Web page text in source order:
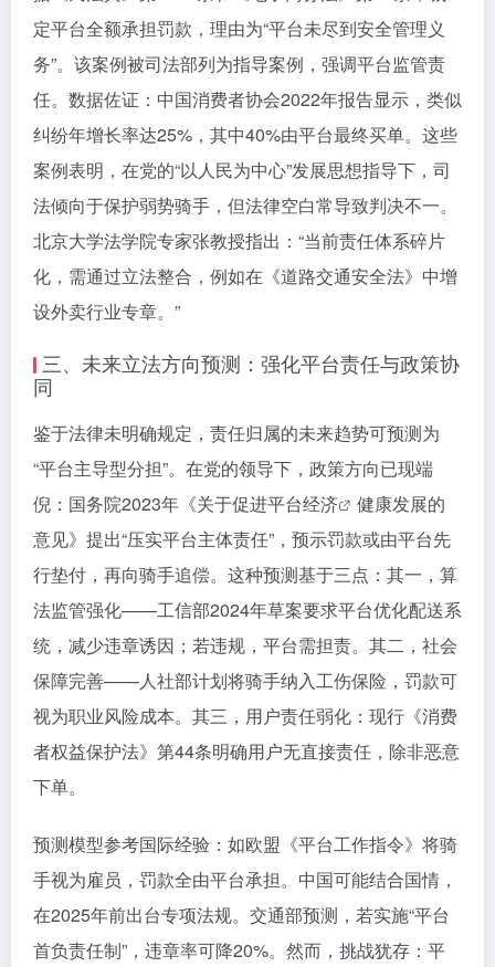
定平台全额承担罚款，理由为“平台未尽到安全管理义
务”。该案例被司法部列为指导案例，强调平台监管责
任。数据佐证：中国消费者协会2022年报告显示，类似
纠纷年增长率达25%，其中40%由平台最终买单。这些
案例表明，在党的“以人民为中心”发展思想指导下，司
法倾向于保护弱势骑手，但法律空白常导致判决不一。
北京大学法学院专家张教授指出：“当前责任体系碎片
化，需通过立法整合，例如在《道路交通安全法》中增
设外卖行业专章。”
三、未来立法方向预测：强化平台责任与政策协
同
鉴于法律未明确规定，责任归属的未来趋势可预测为
“平台主导型分担”。在党的领导下，政策方向已现端
倪：国务院2023年《关于促进平台经济
健康发展的
意见》提出“压实平台主体责任”，预示罚款或由平台先
行垫付，再向骑手追偿。这种预测基于三点：其一，算
法监管强化——工信部2024年草案要求平台优化配送系
统，减少违章诱因；若违规，平台需担责。其二，社会
保障完善——人社部计划将骑手纳入工伤保险，罚款可
视为职业风险成本。其三，用户责任弱化：现行《消费
者权益保护法》第44条明确用户无直接责任，除非恶意
下单。
预测模型参考国际经验：如欧盟《平台工作指令》将骑
手视为雇员，罚款全由平台承担。中国可能结合国情，
在2025年前出台专项法规。交通部预测，若实施“平台
首负责任制”，违章率可降20%。然而，挑战犹存：平